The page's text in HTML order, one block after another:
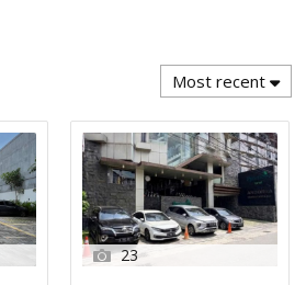
Most recent
23